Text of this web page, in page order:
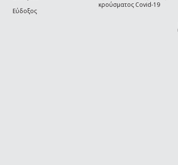
Εύδοξος
κρούσματος Covid-19